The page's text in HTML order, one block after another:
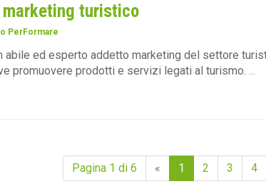
marketing turistico
PerFormare
abile ed esperto addetto marketing del settore
promuovere prodotti e servizi legati al turismo. ...
Pagina 1 di 6 « 1 2 3 4